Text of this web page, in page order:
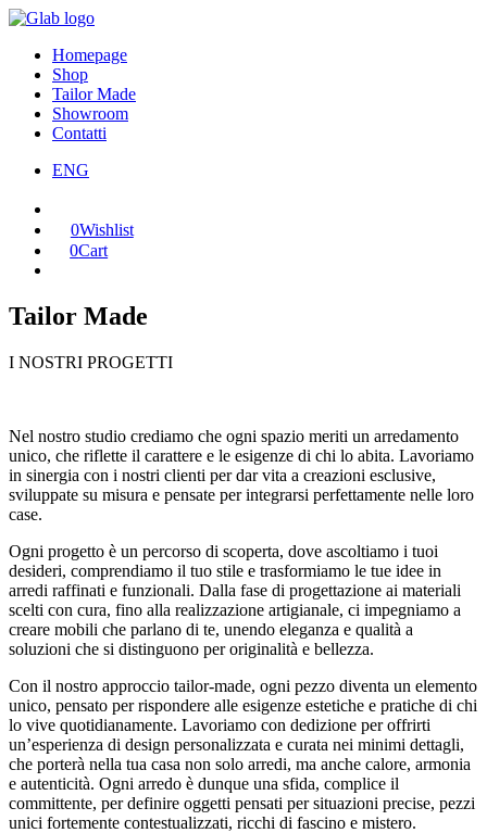
Homepage
Shop
Tailor Made
Showroom
Contatti
ENG
0Wishlist
0Cart
Tailor Made
I NOSTRI PROGETTI
Nel nostro studio crediamo che ogni spazio meriti un arredamento
unico, che riflette il carattere e le esigenze di chi lo abita. Lavoriamo
in sinergia con i nostri clienti per dar vita a creazioni esclusive,
sviluppate su misura e pensate per integrarsi perfettamente nelle loro
case.
Ogni progetto è un percorso di scoperta, dove ascoltiamo i tuoi
desideri, comprendiamo il tuo stile e trasformiamo le tue idee in
arredi raffinati e funzionali. Dalla fase di progettazione ai materiali
scelti con cura, fino alla realizzazione artigianale, ci impegniamo a
creare mobili che parlano di te, unendo eleganza e qualità a
soluzioni che si distinguono per originalità e bellezza.
Con il nostro approccio tailor-made, ogni pezzo diventa un elemento
unico, pensato per rispondere alle esigenze estetiche e pratiche di chi
lo vive quotidianamente. Lavoriamo con dedizione per offrirti
un’esperienza di design personalizzata e curata nei minimi dettagli,
che porterà nella tua casa non solo arredi, ma anche calore, armonia
e autenticità. Ogni arredo è dunque una sfida, complice il
committente, per definire oggetti pensati per situazioni precise, pezzi
unici fortemente contestualizzati, ricchi di fascino e mistero.